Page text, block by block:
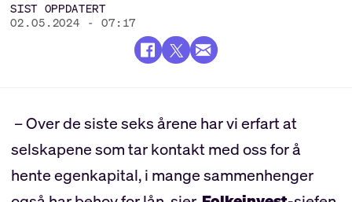
SIST OPPDATERT
02.05.2024 - 07:17
– Over de siste seks årene har vi erfart at
selskapene som tar kontakt med oss for å
hente egenkapital, i mange sammenhenger